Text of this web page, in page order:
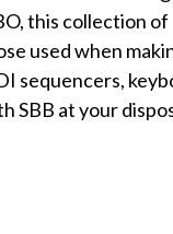
this collection of
used when
sequencers,
SBB at your